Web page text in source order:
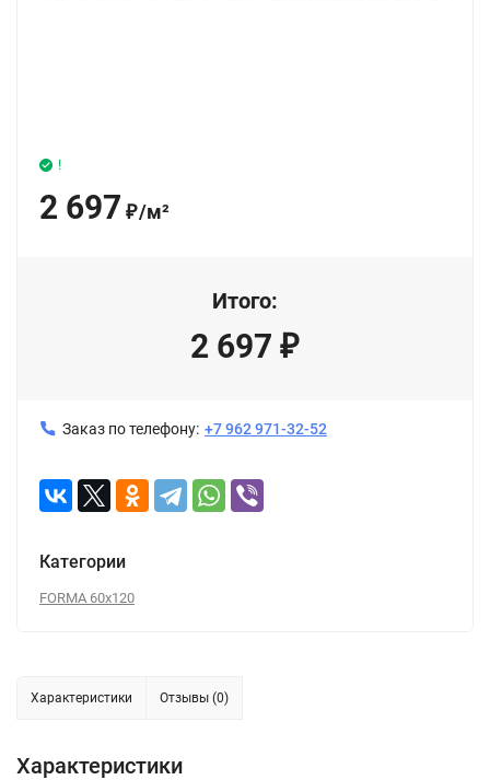
!
2 697 ₽/м²
Итого:
2 697 ₽
Заказ по телефону: +7 962 971-32-52
Категории
FORMA 60x120
Характеристики Отзывы (0)
Характеристики